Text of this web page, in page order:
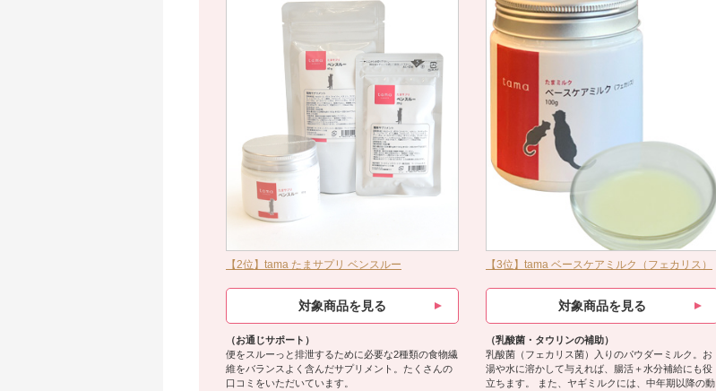
【2位】tama たまサプリ ベンスルー
対象商品を見る
（お通じサポート）
便をスルーっと排泄するために必要な2種類の食物繊
維をバランスよく含んだサプリメント。たくさんの
口コミをいただいています。
【3位】tama ベースケアミルク（フェカリス）
対象商品を見る
（乳酸菌・タウリンの補助）
乳酸菌（フェカリス菌）入りのパウダーミルク。お
湯や水に溶かして与えれば、腸活＋水分補給にも役
立ちます。 また、ヤギミルクには、中年期以降の動